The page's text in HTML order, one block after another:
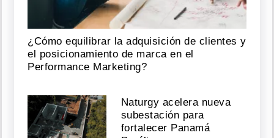
¿Cómo equilibrar la adquisición de clientes y
el posicionamiento de marca en el
Performance Marketing?
Naturgy acelera nueva
subestación para
fortalecer Panamá